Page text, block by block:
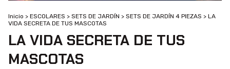
Inicio > ESCOLARES > SETS DE JARDÍN > SETS DE JARDÍN 4 PIEZAS > LA
VIDA SECRETA DE TUS MASCOTAS
LA VIDA SECRETA DE TUS
MASCOTAS